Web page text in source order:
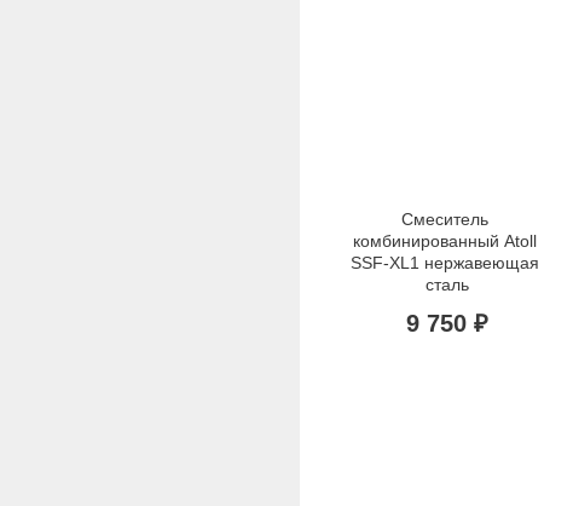
Смеситель
комбинированный Atoll
SSF-XL1 нержавеющая
сталь
9 750 ₽